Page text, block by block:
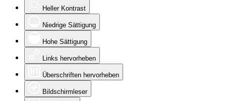
Heller Kontrast
Niedrige Sättigung
Hohe Sättigung
Links hervorheben
Überschriften hervorheben
Bildschirmleser